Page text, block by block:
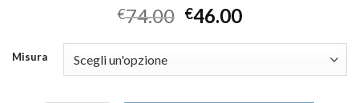
€74.00 €46.00
Misura